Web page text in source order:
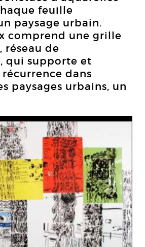
feuille
paysage urbain.
comprend une grille
réseau de
qui supporte et
récurrence dans
paysages urbains, un